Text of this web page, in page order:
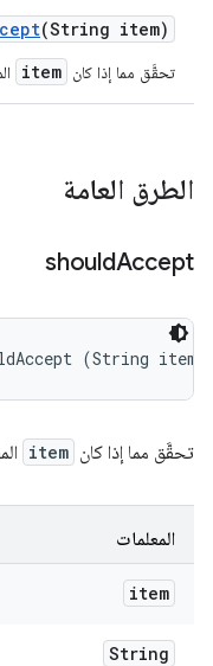
(String item)
تحقَّق مما إذا كان item
الطرق العامة
shouldAccept
(String item)
تحقَّق مما إذا كان item
المعلمات
item
String